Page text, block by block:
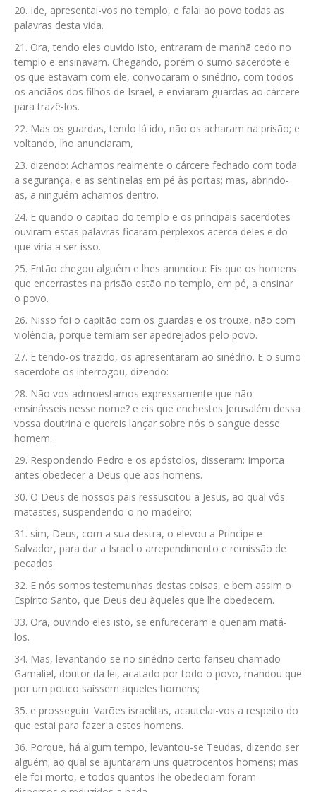
Ide, apresentai-vos no templo, e falai ao povo todas as
palavras desta vida.
Ora, tendo eles ouvido isto, entraram de manhã cedo no
templo e ensinavam. Chegando, porém o sumo sacerdote e
os que estavam com ele, convocaram o sinédrio, com todos
os anciãos dos filhos de Israel, e enviaram guardas ao cárcere
para trazê-los.
Mas os guardas, tendo lá ido, não os acharam na prisão; e
voltando, lho anunciaram,
dizendo: Achamos realmente o cárcere fechado com toda
a segurança, e as sentinelas em pé às portas; mas, abrindo-
as, a ninguém achamos dentro.
E quando o capitão do templo e os principais sacerdotes
ouviram estas palavras ficaram perplexos acerca deles e do
que viria a ser isso.
Então chegou alguém e lhes anunciou: Eis que os homens
que encerrastes na prisão estão no templo, em pé, a ensinar
o povo.
Nisso foi o capitão com os guardas e os trouxe, não com
violência, porque temiam ser apedrejados pelo povo.
E tendo-os trazido, os apresentaram ao sinédrio. E o sumo
sacerdote os interrogou, dizendo:
Não vos admoestamos expressamente que não
ensinásseis nesse nome? e eis que enchestes Jerusalém dessa
vossa doutrina e quereis lançar sobre nós o sangue desse
homem.
Respondendo Pedro e os apóstolos, disseram: Importa
antes obedecer a Deus que aos homens.
O Deus de nossos pais ressuscitou a Jesus, ao qual vós
matastes, suspendendo-o no madeiro;
sim, Deus, com a sua destra, o elevou a Príncipe e
Salvador, para dar a Israel o arrependimento e remissão de
pecados.
E nós somos testemunhas destas coisas, e bem assim o
Espírito Santo, que Deus deu àqueles que lhe obedecem.
Ora, ouvindo eles isto, se enfureceram e queriam matá-
los.
Mas, levantando-se no sinédrio certo fariseu chamado
Gamaliel, doutor da lei, acatado por todo o povo, mandou que
por um pouco saíssem aqueles homens;
e prosseguiu: Varões israelitas, acautelai-vos a respeito do
que estai para fazer a estes homens.
Porque, há algum tempo, levantou-se Teudas, dizendo ser
alguém; ao qual se ajuntaram uns quatrocentos homens; mas
ele foi morto, e todos quantos lhe obedeciam foram